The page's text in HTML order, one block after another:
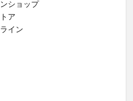
ショップ
ア
イン